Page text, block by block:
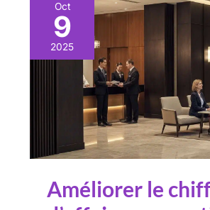
Oct
9
2025
Améliorer le